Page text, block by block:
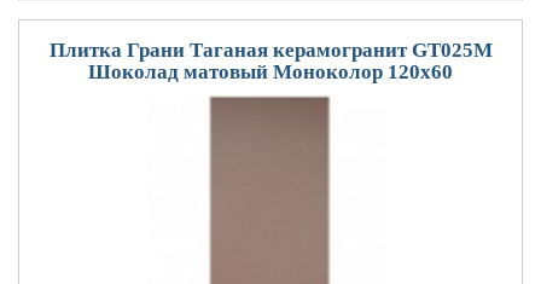
Плитка Грани Таганая керамогранит GT025М
Шоколад матовый Моноколор 120x60